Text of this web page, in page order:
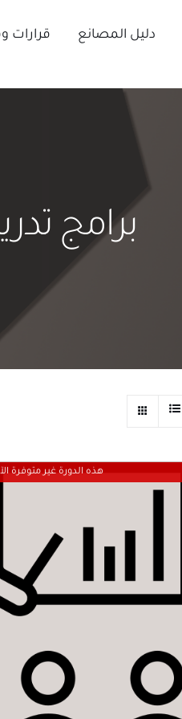
دليل المصانع قرارات
برامج
هذه الدورة غير متوفرة